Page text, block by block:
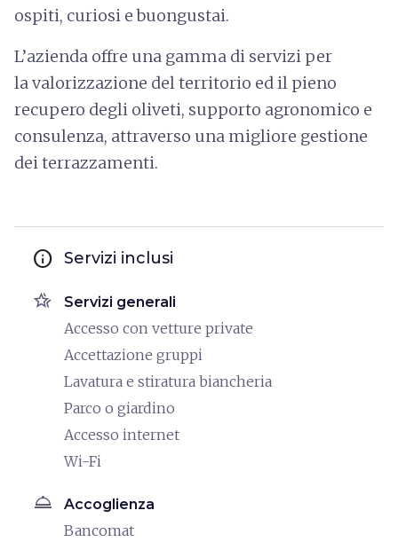
ospiti, curiosi e buongustai.
L’azienda offre una gamma di servizi per
la valorizzazione del territorio ed il pieno
recupero degli oliveti, supporto agronomico e
consulenza, attraverso una migliore gestione
dei terrazzamenti.
info Servizi inclusi
hotel_class Servizi generali
Accesso con vetture private
Accettazione gruppi
Lavatura e stiratura biancheria
Parco o giardino
Accesso internet
Wi-Fi
room_service Accoglienza
Bancomat